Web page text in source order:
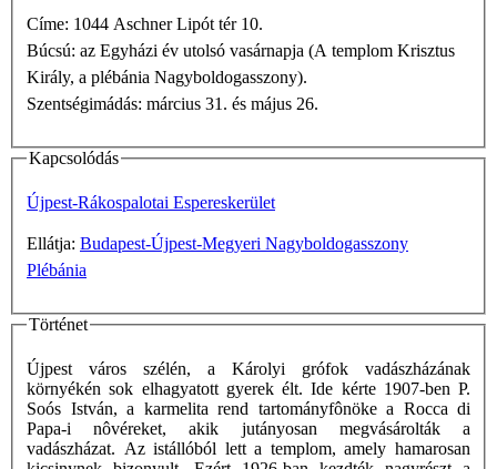
Címe: 1044 Aschner Lipót tér 10.
Búcsú: az Egyházi év utolsó vasárnapja (A templom Krisztus
Király, a plébánia Nagyboldogasszony).
Szentségimádás: március 31. és május 26.
Kapcsolódás
Újpest-Rákospalotai Espereskerület
Ellátja: Budapest-Újpest-Megyeri Nagyboldogasszony
Plébánia
Történet
Újpest város szélén, a Károlyi grófok vadászházának
környékén sok elhagyatott gyerek élt. Ide kérte 1907-ben P.
Soós István, a karmelita rend tartományfônöke a Rocca di
Papa-i nôvéreket, akik jutányosan megvásárolták a
vadászházat. Az istállóból lett a templom, amely hamarosan